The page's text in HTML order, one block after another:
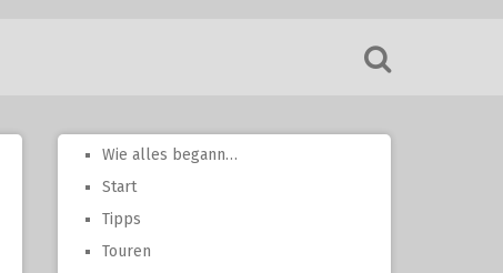
Wie alles begann…
Start
Tipps
Touren